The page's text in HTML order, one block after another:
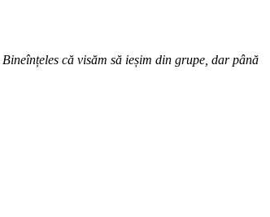
că visăm să ieșim din grupe, dar până